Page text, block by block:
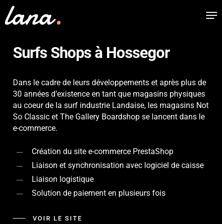
Skip
to
main
Surfs Shops à Hossegor
Dans le cadre de leurs développements et après plus de
30 années d’existence en tant que magasins physiques
au coeur de la surf industrie Landaise, les magasins Not
So Classic et The Gallery Boardshop se lancent dans le
e-commerce.
Création du site e-commerce PrestaShop
Liaison et synchronisation avec logiciel de caisse
Liaison logistique
Solution de paiement en plusieurs fois
VOIR LE SITE